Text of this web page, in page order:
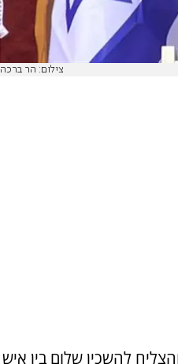
צילום: הר ברכה
להשכין שלום בין איש